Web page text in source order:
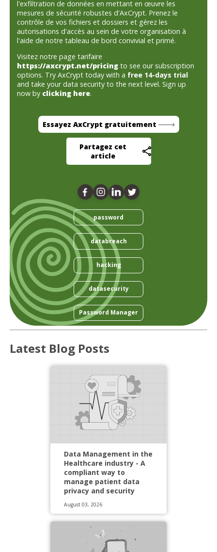
l'exfiltration de données en mettant en œuvre les
mesures de sécurité robustes d'AxCrypt. Prenez le
contrôle de vos fichiers et dossiers et gérez les
autorisations d'accès au sein de votre organisation à
l'aide de notre tableau de bord convivial et primé.
Visitez notre page tarifaire
https://axcrypt.net/pricing to see our subscription
options. Try AxCrypt today with a free 14-days trial
and take your data security to the next level. Sign up
now by clicking here.
Essayez AxCrypt gratuitement
Partagez cet
article
password
databreach
hacking
datasecurity
Password Manager
Latest Blog Posts
Data Management in the
Healthcare industry - A
compliant way to
manage patient data
privacy and security
August 03, 2026